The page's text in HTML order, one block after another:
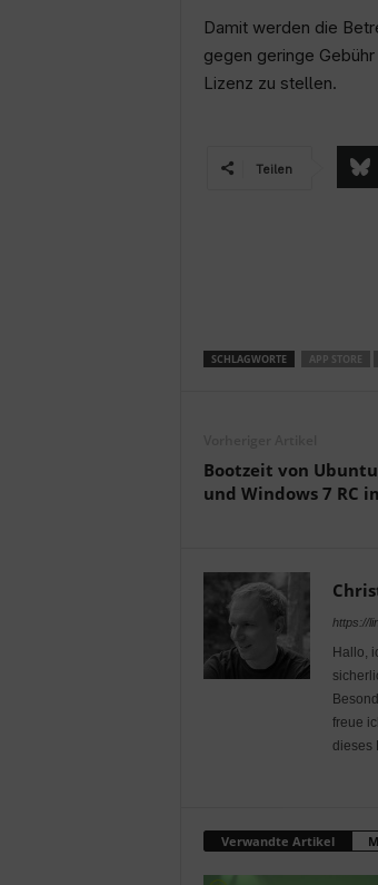
Damit werden die
gegen geringe
Lizenz zu stellen.
Teilen
SCHLAGWORTE APP STORE
Bootzeit von
und Windows 7 RC
https://
Hallo,
freue
dieses
Verwandte Artikel